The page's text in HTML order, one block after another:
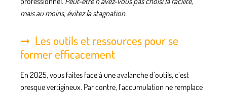
mais au moins, évitez la stagnation.
Les outils et ressources pour se
former efficacement
En 2025, vous faites face à une avalanche d’outils, c’est
presque vertigineux. Par contre, l’accumulation ne remplace